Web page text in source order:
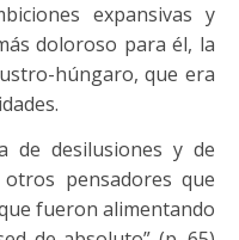
expansivas y
doloroso para él, la
húngaro, que era
de desilusiones y de
pensadores que
fueron alimentando